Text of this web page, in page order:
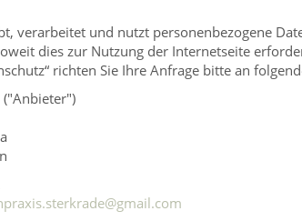
verarbeitet und nutzt personenbezogene
dies zur Nutzung der Internetseite
richten Sie Ihre Anfrage bitte an
("Anbieter")